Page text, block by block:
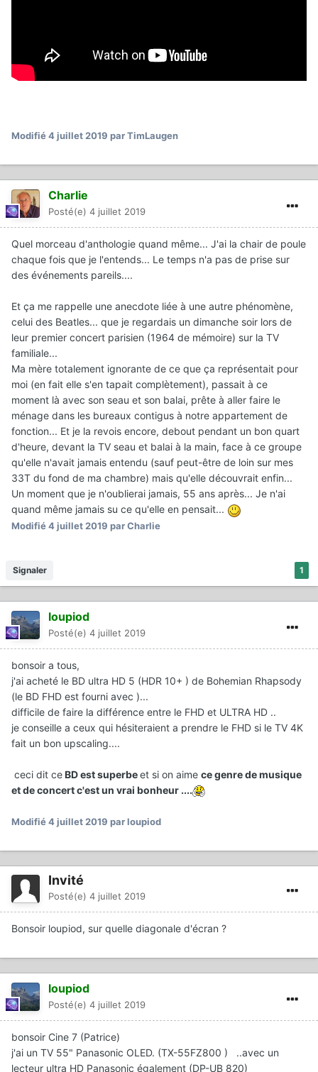
Modifié4 juillet 2019 par TimLaugen
Charlie
Posté(e) 4 juillet 2019
Quel morceau d'anthologie quand même... J'ai la chair de poule
chaque fois que je l'entends... Le temps n'a pas de prise sur
des événements pareils....
Et ça me rappelle une anecdote liée à une autre phénomène,
celui des Beatles... que je regardais un dimanche soir lors de
leur premier concert parisien (1964 de mémoire) sur la TV
familiale...
Ma mère totalement ignorante de ce que ça représentait pour
moi (en fait elle s'en tapait complètement), passait à ce
moment là avec son seau et son balai, prête à aller faire le
ménage dans les bureaux contigus à notre appartement de
fonction... Et je la revois encore, debout pendant un bon quart
d'heure, devant la TV seau et balai à la main, face à ce groupe
qu'elle n'avait jamais entendu (sauf peut-être de loin sur mes
33T du fond de ma chambre) mais qu'elle découvrait enfin...
Un moment que je n'oublierai jamais, 55 ans après... Je n'ai
quand même jamais su ce qu'elle en pensait...
Modifié4 juillet 2019 par Charlie
1
Signaler
loupiod
Posté(e) 4 juillet 2019
bonsoir a tous,
j'ai acheté le BD ultra HD 5 (HDR 10+ ) de Bohemian Rhapsody
(le BD FHD est fourni avec )...
difficile de faire la différence entre le FHD et ULTRA HD ..
je conseille a ceux qui hésiteraient a prendre le FHD si le TV 4K
fait un bon upscaling....
ceci dit ceBD est superbeet si on aime ce genre de musique
et de concert c'est un vrai bonheur ....
Modifié4 juillet 2019 par loupiod
Invité
Posté(e) 4 juillet 2019
Bonsoir loupiod, sur quelle diagonale d'écran ?
loupiod
Posté(e) 4 juillet 2019
bonsoir Cine 7 (Patrice)
j'ai un TV 55" Panasonic OLED. (TX-55FZ800 ) ..avec un
lecteur ultra HD Panasonic également (DP-UB 820)